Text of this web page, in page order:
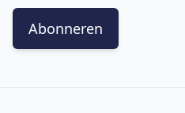
Abonneren